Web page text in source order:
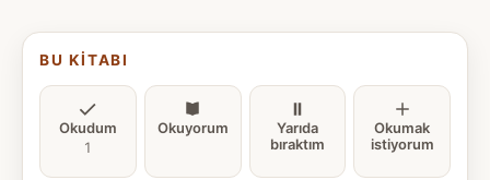
BU KITABI
Okudum
1
Okuyorum
Yarıda
bıraktım
Okumak
istiyorum